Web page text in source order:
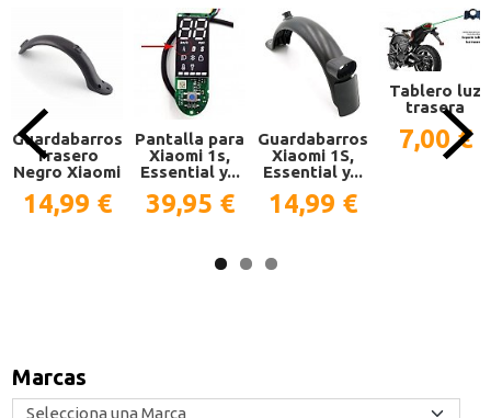
Marcas
Guardabarros
Trasero
Negro Xiaomi
14,99 €
Pantalla para
Xiaomi 1s,
Essential y...
39,95 €
Guardabarros
Xiaomi 1S,
Essential y...
14,99 €
Tablero luz
trasera
7,00 €